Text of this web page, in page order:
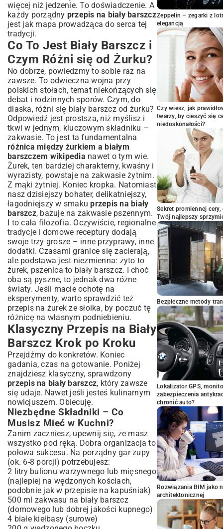
Częste Błędy i Jak Ich Uniknąć?
Biały Barszcz w Polskiej Tradycji –
Znaczenie i Symbolika
Podsumowanie – Delektuj się
Domowym Białym Barszczem
więcej niż jedzenie. To doświadczenie. A
każdy porządny przepis na biały barszcz
jest jak mapa prowadząca do serca tej
tradycji.
Co To Jest Biały Barszcz i
Czym Różni się od Żurku?
No dobrze, powiedzmy to sobie raz na
zawsze. To odwieczna wojna przy
polskich stołach, temat niekońzących się
debat i rodzinnych sporów. Czym, do
diaska, różni się biały barszcz od żurku?
Odpowiedź jest prostsza, niż myślisz i
tkwi w jednym, kluczowym składniku –
zakwasie. To jest ta fundamentalna
różnica między żurkiem a białym
barszczem wikipedia nawet o tym wie.
Żurek, ten bardziej charakterny, kwaśny i
wyrazisty, powstaje na zakwasie żytnim.
Z mąki żytniej. Koniec kropka. Natomiast
nasz dzisiejszy bohater, delikatniejszy,
łagodniejszy w smakuprzepis na biały
barszcz, bazuje na zakwasie pszennym.
I to cała filozofia. Oczywiście, regionalne
tradycje i domowe receptury dodają
swoje trzy grosze – inne przyprawy, inne
dodatki. Czasami granice się zacierają,
ale podstawa jest niezmienna: żyto to
żurek, pszenica to biały barszcz. I choć
oba są pyszne, to jednak dwa różne
światy. Jeśli macie ochotę na
eksperymenty, warto sprawdzić też
przepis na żurek ze słoika, by poczuć tę
różnicę na własnym podniebieniu.
Klasyczny Przepis na Biały
Barszcz Krok po Kroku
Przejdźmy do konkretów. Koniec
gadania, czas na gotowanie. Poniżej
znajdziesz klasyczny, sprawdzony
przepis na biały barszcz, który zawsze
się udaje. Nawet jeśli jesteś kulinarnym
nowicjuszem. Obiecuję.
Niezbędne Składniki – Co
Musisz Mieć w Kuchni?
Zanim zaczniesz, upewnij się, że masz
wszystko pod ręką. Dobra organizacja to
połowa sukcesu. Na porządny gar zupy
(ok. 6-8 porcji) potrzebujesz:
2 litry bulionu warzywnego lub mięsnego
(najlepiej na wędzonych kościach,
podobnie jak w przepisie na kapuśniak)
500 ml zakwasu na biały barszcz
(domowego lub dobrej jakości kupnego)
4 białe kiełbasy (surowe)
Zeppelin – zegarki z
elegancją
Czy wiesz, jak
twarzy, by cieszyć się
niedoskonałości?
Sekret promiennej
Twój najlepszy
Bezpieczne metody
Lokalizator GPS,
zabezpieczenia
chronić auto?
Rozwiązania BIM jako
architektonicznej